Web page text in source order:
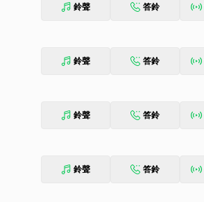
鈴聲 答鈴
鈴聲 答鈴
鈴聲 答鈴
鈴聲 答鈴